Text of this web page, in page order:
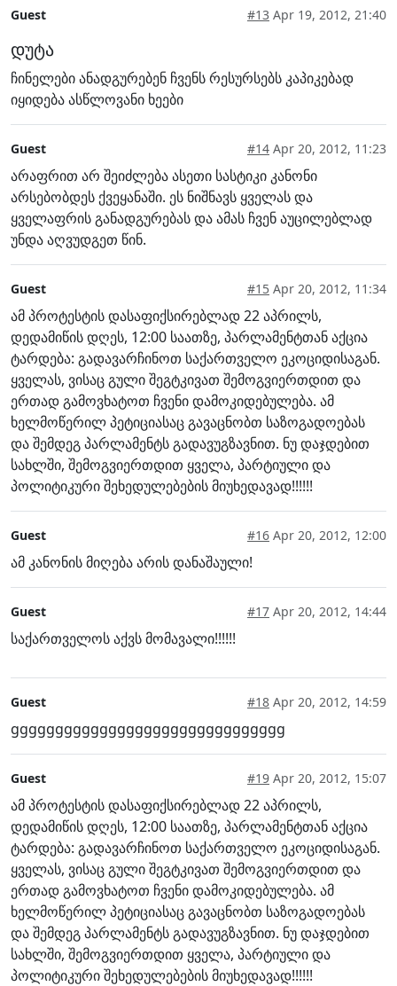
Guest #13 Apr 19, 2012, 21:40
დუტა
ჩინელები ანადგურებენ ჩვენს რესურსებს კაპიკებად
იყიდება ასწლოვანი ხეები
Guest #14 Apr 20, 2012, 11:23
არაფრით არ შეიძლება ასეთი სასტიკი კანონი
არსებობდეს ქვეყანაში. ეს ნიშნავს ყველას და
ყველაფრის განადგურებას და ამას ჩვენ აუცილებლად
უნდა აღვუდგეთ წინ.
Guest #15 Apr 20, 2012, 11:34
ამ პროტესტის დასაფიქსირებლად 22 აპრილს,
დედამიწის დღეს, 12:00 საათზე, პარლამენტთან აქცია
ტარდება: გადავარჩინოთ საქართველო ეკოციდისაგან.
ყველას, ვისაც გული შეგტკივათ შემოგვიერთდით და
ერთად გამოვხატოთ ჩვენი დამოკიდებულება. ამ
ხელმოწერილ პეტიციასაც გავაცნობთ საზოგადოებას
და შემდეგ პარლამენტს გადავუგზავნით. ნუ დაჯდებით
სახლში, შემოგვიერთდით ყველა, პარტიული და
პოლიტიკური შეხედულებების მიუხედავად!!!!!!
Guest #16 Apr 20, 2012, 12:00
ამ კანონის მიღება არის დანაშაული!
Guest #17 Apr 20, 2012, 14:44
საქართველოს აქვს მომავალი!!!!!!
Guest #18 Apr 20, 2012, 14:59
ggggggggggggggggggggggggggggggg
Guest #19 Apr 20, 2012, 15:07
ამ პროტესტის დასაფიქსირებლად 22 აპრილს,
დედამიწის დღეს, 12:00 საათზე, პარლამენტთან აქცია
ტარდება: გადავარჩინოთ საქართველო ეკოციდისაგან.
ყველას, ვისაც გული შეგტკივათ შემოგვიერთდით და
ერთად გამოვხატოთ ჩვენი დამოკიდებულება. ამ
ხელმოწერილ პეტიციასაც გავაცნობთ საზოგადოებას
და შემდეგ პარლამენტს გადავუგზავნით. ნუ დაჯდებით
სახლში, შემოგვიერთდით ყველა, პარტიული და
პოლიტიკური შეხედულებების მიუხედავად!!!!!!